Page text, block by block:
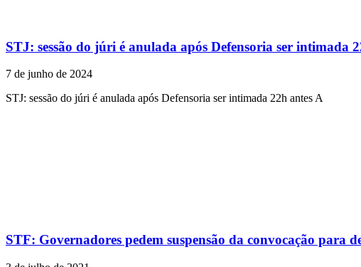
STJ: sessão do júri é anulada após Defensoria ser intimada
7 de junho de 2024
STJ: sessão do júri é anulada após Defensoria ser intimada 22h antes A
STF: Governadores pedem suspensão da convocação para